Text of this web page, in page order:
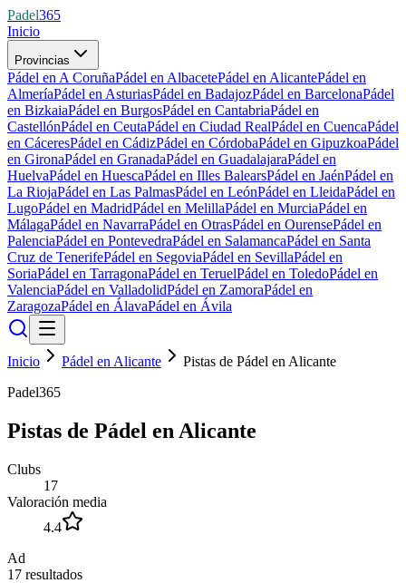
Padel365
Inicio
Provincias
Pádel en A CoruñaPádel en AlbacetePádel en AlicantePádel en
AlmeríaPádel en AsturiasPádel en BadajozPádel en BarcelonaPádel
en BizkaiaPádel en BurgosPádel en CantabriaPádel en
CastellónPádel en CeutaPádel en Ciudad RealPádel en CuencaPádel
en CáceresPádel en CádizPádel en CórdobaPádel en GipuzkoaPádel
en GironaPádel en GranadaPádel en GuadalajaraPádel en
HuelvaPádel en HuescaPádel en Illes BalearsPádel en JaénPádel en
La RiojaPádel en Las PalmasPádel en LeónPádel en LleidaPádel en
LugoPádel en MadridPádel en MelillaPádel en MurciaPádel en
MálagaPádel en NavarraPádel en OtrasPádel en OurensePádel en
PalenciaPádel en PontevedraPádel en SalamancaPádel en Santa
Cruz de TenerifePádel en SegoviaPádel en SevillaPádel en
SoriaPádel en TarragonaPádel en TeruelPádel en ToledoPádel en
ValenciaPádel en ValladolidPádel en ZamoraPádel en
ZaragozaPádel en ÁlavaPádel en Ávila
Inicio Pádel en Alicante
Pistas de Pádel en Alicante
Padel365
Pistas de Pádel en Alicante
Clubs
17
Valoración media
4.4
Ad
17 resultados